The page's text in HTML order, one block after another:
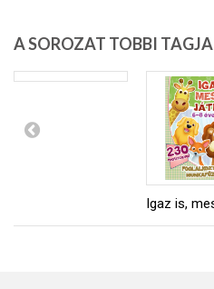
A SOROZAT TOBBI TAGJA